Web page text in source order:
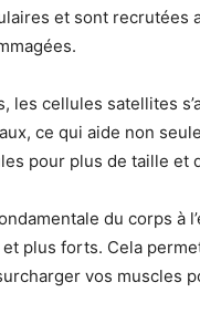
et sont recrutées
les cellules satellites
ce qui aide non
pour plus de taille et
du corps
plus forts. Cela
vos muscles